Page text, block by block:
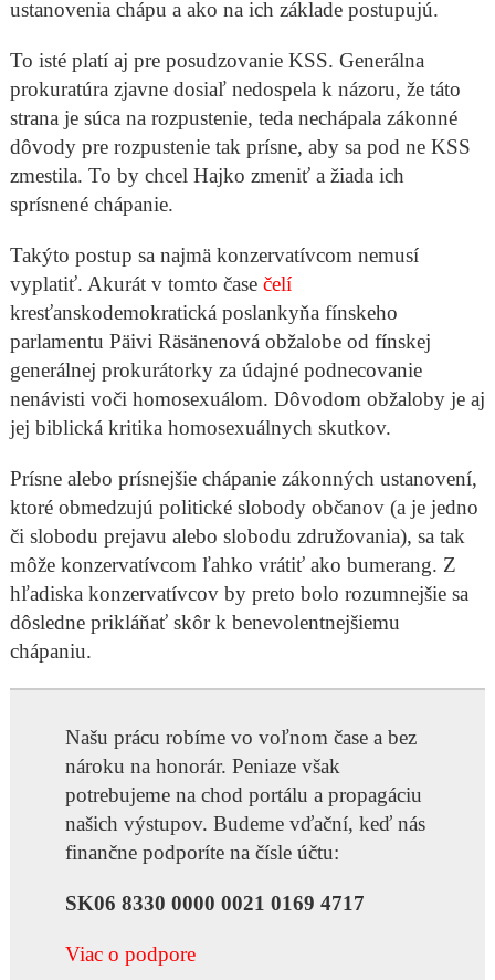
ustanovenia chápu a ako na ich základe postupujú.
To isté platí aj pre posudzovanie KSS. Generálna
prokuratúra zjavne dosiaľ nedospela k názoru, že táto
strana je súca na rozpustenie, teda nechápala zákonné
dôvody pre rozpustenie tak prísne, aby sa pod ne KSS
zmestila. To by chcel Hajko zmeniť a žiada ich
sprísnené chápanie.
Takýto postup sa najmä konzervatívcom nemusí
vyplatiť. Akurát v tomto čase čelí
kresťanskodemokratická poslankyňa fínskeho
parlamentu Päivi Räsänenová obžalobe od fínskej
generálnej prokurátorky za údajné podnecovanie
nenávisti voči homosexuálom. Dôvodom obžaloby je aj
jej biblická kritika homosexuálnych skutkov.
Prísne alebo prísnejšie chápanie zákonných ustanovení,
ktoré obmedzujú politické slobody občanov (a je jedno
či slobodu prejavu alebo slobodu združovania), sa tak
môže konzervatívcom ľahko vrátiť ako bumerang. Z
hľadiska konzervatívcov by preto bolo rozumnejšie sa
dôsledne prikláňať skôr k benevolentnejšiemu
chápaniu.
Našu prácu robíme vo voľnom čase a bez
nároku na honorár. Peniaze však
potrebujeme na chod portálu a propagáciu
našich výstupov. Budeme vďační, keď nás
finančne podporíte na čísle účtu:
SK06 8330 0000 0021 0169 4717
Viac o podpore